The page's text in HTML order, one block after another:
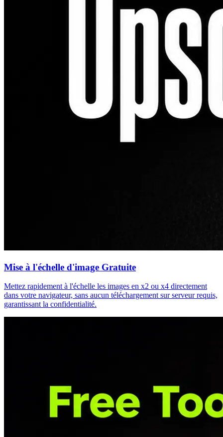
Mise à l'échelle d'image Gratuite
Mettez rapidement à l'échelle les images en x2 ou x4 directement
dans votre navigateur, sans aucun téléchargement sur serveur requis,
garantissant la confidentialité.